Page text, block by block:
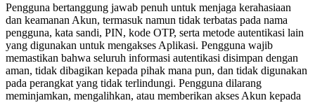
Pengguna bertanggung jawab penuh untuk menjaga kerahasiaan
dan keamanan Akun, termasuk namun tidak terbatas pada nama
pengguna, kata sandi, PIN, kode OTP, serta metode autentikasi lain
yang digunakan untuk mengakses Aplikasi. Pengguna wajib
memastikan bahwa seluruh informasi autentikasi disimpan dengan
aman, tidak dibagikan kepada pihak mana pun, dan tidak digunakan
pada perangkat yang tidak terlindungi. Pengguna dilarang
meminjamkan, mengalihkan, atau memberikan akses Akun kepada